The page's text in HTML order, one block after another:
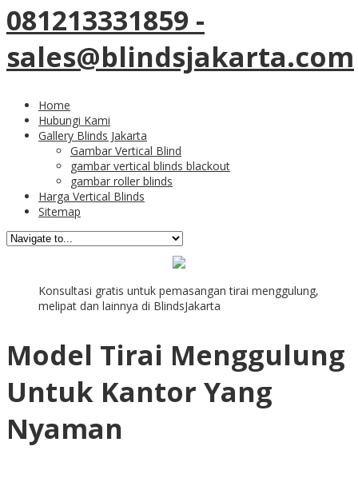
081213331859 -
sales@blindsjakarta.com
Home
Hubungi Kami
Gallery Blinds Jakarta
Gambar Vertical Blind
gambar vertical blinds blackout
gambar roller blinds
Harga Vertical Blinds
Sitemap
18 Apr
Review Pemasangan
Model Tirai Menggulung
Bahan Solar Screen
Bendungan Hilir Tanah
Abang
Konsultasi gratis untuk pemasangan tirai menggulung,
melipat dan lainnya di BlindsJakarta
Model Tirai Menggulung
Untuk Kantor Yang
Nyaman